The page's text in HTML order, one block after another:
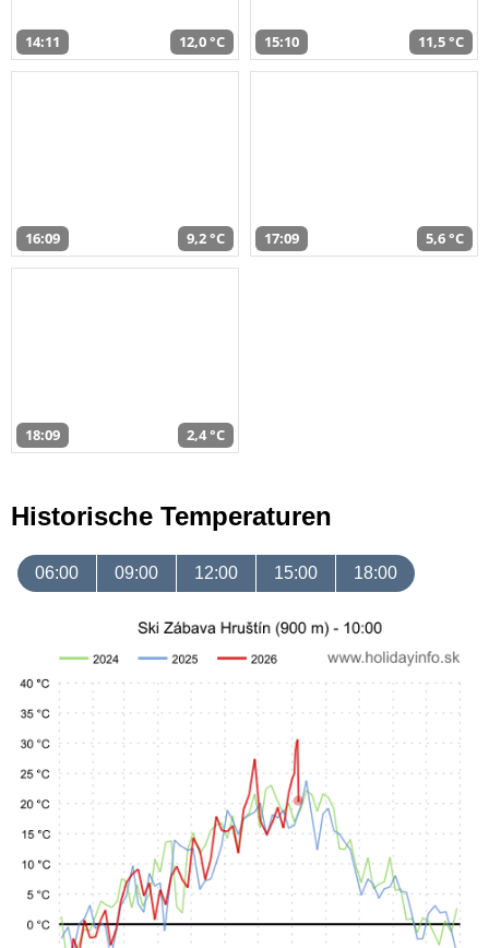
14:11 12,0 °C 15:10 11,5 °C
16:09 9,2 °C 17:09 5,6 °C
18:09 2,4 °C
Historische Temperaturen
06:00 09:00 12:00 15:00 18:00